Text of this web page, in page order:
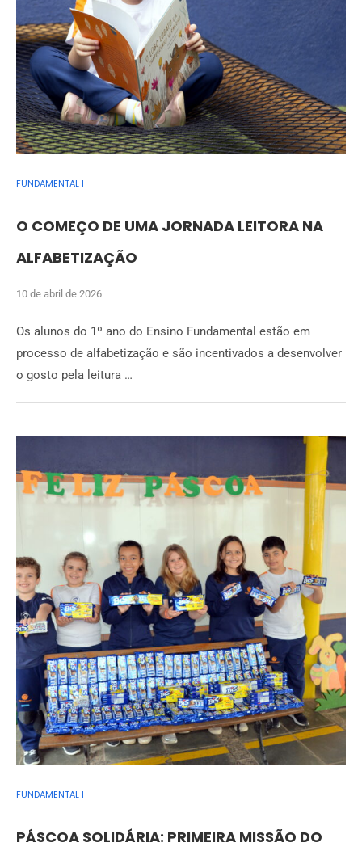
FUNDAMENTAL I
O COMEÇO DE UMA JORNADA LEITORA NA
ALFABETIZAÇÃO
10 de abril de 2026
Os alunos do 1º ano do Ensino Fundamental estão em
processo de alfabetização e são incentivados a desenvolver
o gosto pela leitura …
FUNDAMENTAL I
PÁSCOA SOLIDÁRIA: PRIMEIRA MISSÃO DO